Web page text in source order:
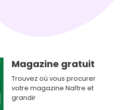
Magazine gratuit
Trouvez où vous procurer
votre magazine Naître et
grandir